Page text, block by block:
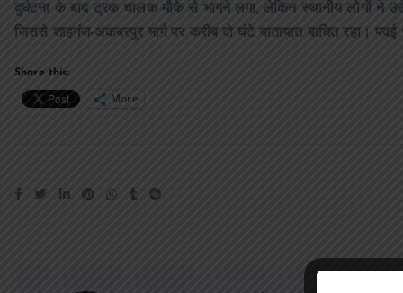
दुर्घटना के बाद ट्रक चालक मौके से भागने लगा, लेकिन स्थानीय लोगों
जिससे शाहगंज-अकबरपुर मार्ग पर करीब दो घंटे यातायात बाधित रहा।
Share this:
More